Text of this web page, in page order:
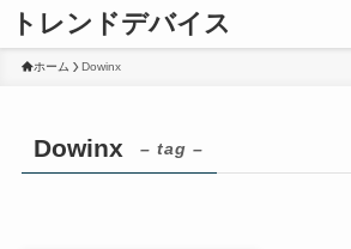
トレンドデバイス
ホーム Dowinx
Dowinx – tag –